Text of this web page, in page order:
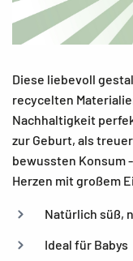
Diese liebevoll
recycelten
Nachhaltigkeit
zur Geburt, als
bewussten Konsum
Herzen mit großem
Natürlich süß,
Ideal für Babys